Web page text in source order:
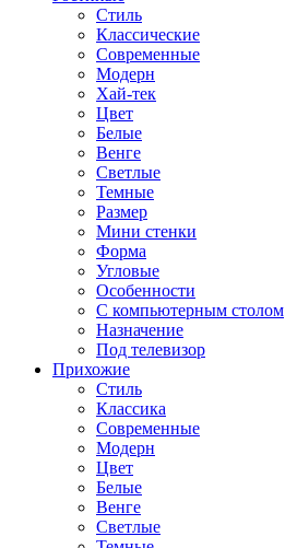
Стиль
Классические
Современные
Модерн
Хай-тек
Цвет
Белые
Венге
Светлые
Темные
Размер
Мини стенки
Форма
Угловые
Особенности
С компьютерным столом
Назначение
Под телевизор
Прихожие
Стиль
Классика
Современные
Модерн
Цвет
Белые
Венге
Светлые